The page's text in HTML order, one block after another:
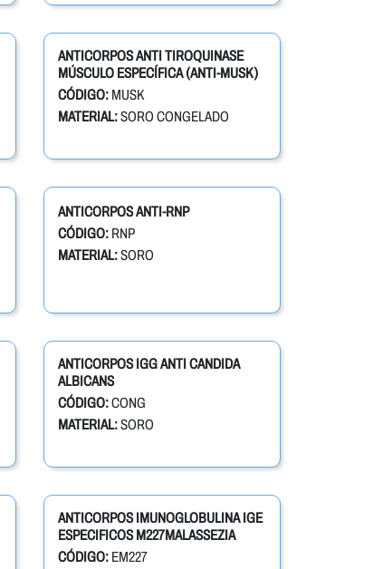
ANTICORPOS ANTI TIROQUINASE
MÚSCULO ESPECÍFICA (ANTI-MUSK)
CÓDIGO: MUSK
MATERIAL:SORO CONGELADO
ANTICORPOS ANTI-RNP
CÓDIGO: RNP
MATERIAL:SORO
ANTICORPOS IGG ANTI CANDIDA
ALBICANS
CÓDIGO:CONG
MATERIAL:SORO
ANTICORPOS IMUNOGLOBULINA IGE
ESPECIFICOS M227MALASSEZIA
CÓDIGO: EM227